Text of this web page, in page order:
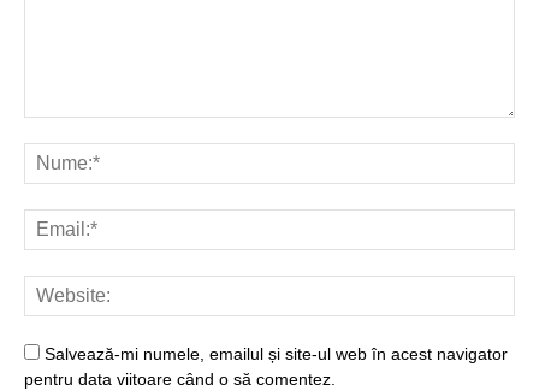
Salvează-mi numele, emailul și site-ul web în acest navigator
pentru data viitoare când o să comentez.